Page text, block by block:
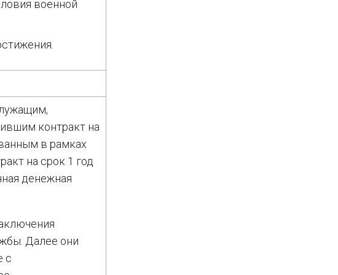
военной
контракт на
в рамках
на срок 1 год
денежная
Далее они
с